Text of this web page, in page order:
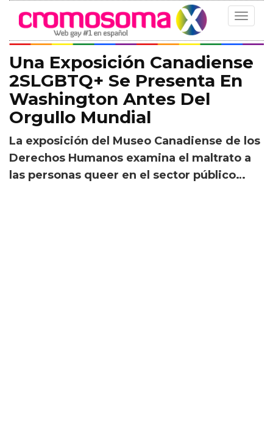
Toggle
Una Exposición Canadiense
2SLGBTQ+ Se Presenta En
Washington Antes Del
Orgullo Mundial
La exposición del Museo Canadiense de los
Derechos Humanos examina el maltrato a
las personas queer en el sector público…